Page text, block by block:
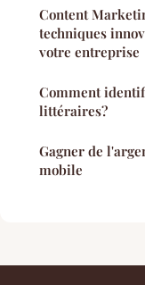
Content
techniques
votre entreprise
Comment
littéraires?
Gagner de
mobile